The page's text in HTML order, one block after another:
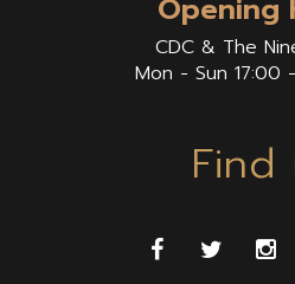
Opening
CDC & The
Mon - Sun 17:00
Find